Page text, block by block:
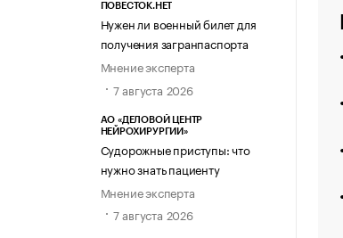
ПОВЕСТОК.НЕТ
Нужен ли военный билет для
получения загранпаспорта
Мнение эксперта
7 августа 2026
АО «ДЕЛОВОЙ ЦЕНТР
НЕЙРОХИРУРГИИ»
Судорожные приступы: что
нужно знать пациенту
Мнение эксперта
7 августа 2026